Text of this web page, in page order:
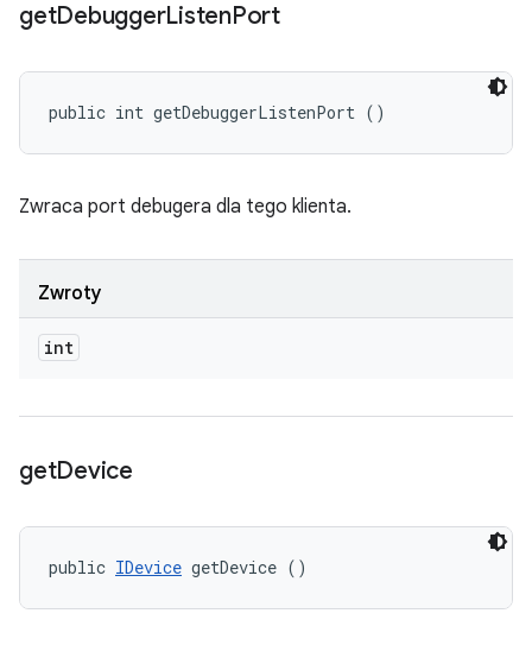
getDebuggerListenPort
public int getDebuggerListenPort ()
Zwraca port debugera dla tego klienta.
Zwroty
int
getDevice
public IDevice getDevice ()